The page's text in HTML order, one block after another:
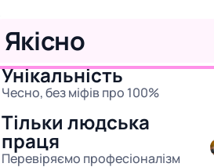
Якісно
Унікальність
Чесно, без міфів про 100%
Тільки людська
праця
Перевіряємо професіоналізм